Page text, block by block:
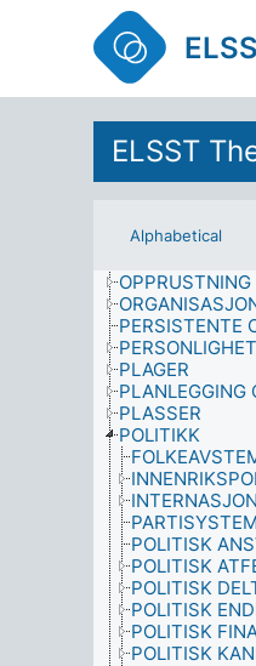
ELSST
Alphabetical
MORBIDITET
MOTIVASJON
MUSIKER
NASJONALITET
NEDRUSTNING
OFFENTLIGE
OKKUPERTE
OPPRUSTNING
PERSISTENTE
PERSONLIGHET
PLAGER
PLANLEGGING
PLASSER
POLITIKK
POLITISK
POLITISK
POLITISK
POLITISK
POLITISK
POLITISK